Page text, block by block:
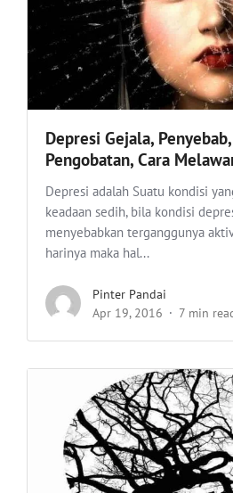
Depresi Gejala,
Pengobatan, Cara
Depresi adalah Suatu kondisi
keadaan sedih, bila kondisi
menyebabkan terganggunya
harinya maka hal...
Pinter Pandai
Apr 19, 2016
7 min